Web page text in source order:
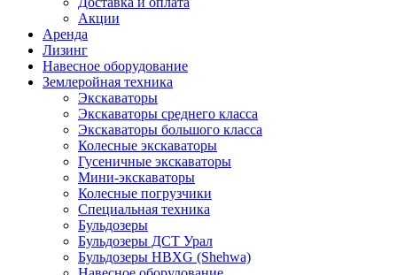
Акции
Аренда
Лизинг
Навесное оборудование
Землеройная техника
Экскаваторы
Экскаваторы среднего класса
Экскаваторы большого класса
Колесные экскаваторы
Гусеничные экскаваторы
Мини-экскаваторы
Колесные погрузчики
Специальная техника
Бульдозеры
Бульдозеры ДСТ Урал
Бульдозеры HBXG (Shehwa)